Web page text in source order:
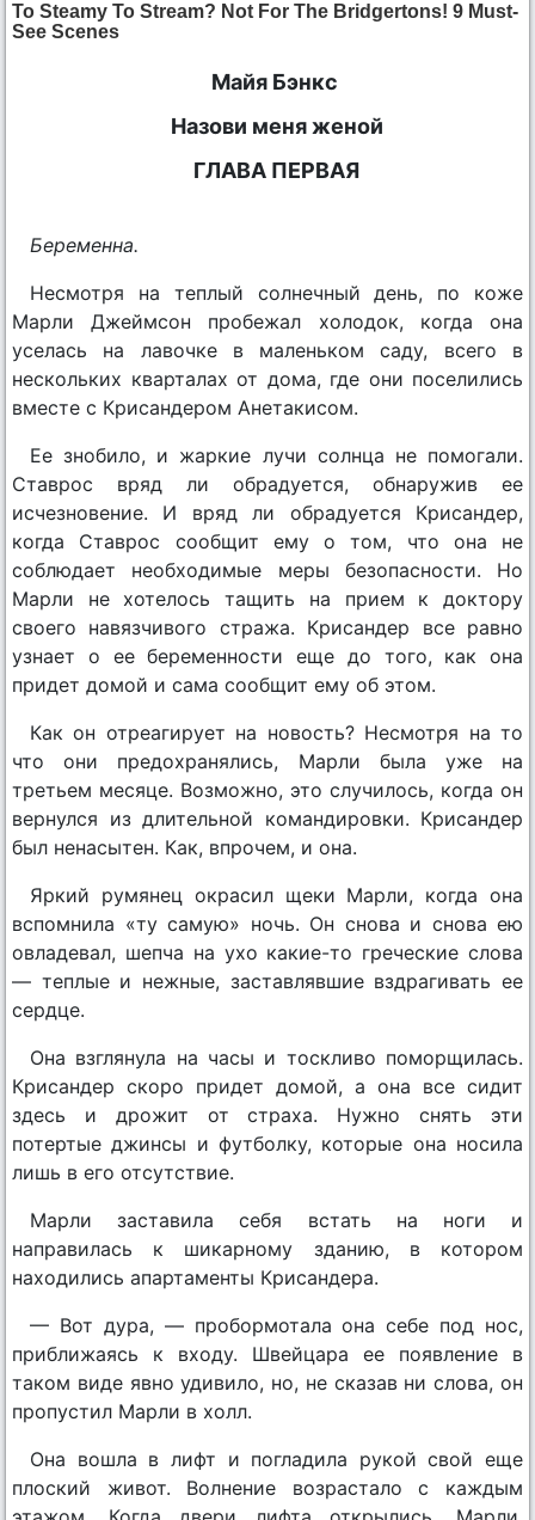
Майя Бэнкс
Назови меня женой
ГЛАВА ПЕРВАЯ
Беременна.
Несмотря на теплый солнечный день, по коже
Марли Джеймсон пробежал холодок, когда она
уселась на лавочке в маленьком саду, всего в
нескольких кварталах от дома, где они поселились
вместе с Крисандером Анетакисом.
Ее знобило, и жаркие лучи солнца не помогали.
Ставрос вряд ли обрадуется, обнаружив ее
исчезновение. И вряд ли обрадуется Крисандер,
когда Ставрос сообщит ему о том, что она не
соблюдает необходимые меры безопасности. Но
Марли не хотелось тащить на прием к доктору
своего навязчивого стража. Крисандер все равно
узнает о ее беременности еще до того, как она
придет домой и сама сообщит ему об этом.
Как он отреагирует на новость? Несмотря на то
что они предохранялись, Марли была уже на
третьем месяце. Возможно, это случилось, когда он
вернулся из длительной командировки. Крисандер
был ненасытен. Как, впрочем, и она.
Яркий румянец окрасил щеки Марли, когда она
вспомнила «ту самую» ночь. Он снова и снова ею
овладевал, шепча на ухо какие-то греческие слова
— теплые и нежные, заставлявшие вздрагивать ее
сердце.
Она взглянула на часы и тоскливо поморщилась.
Крисандер скоро придет домой, а она все сидит
здесь и дрожит от страха. Нужно снять эти
потертые джинсы и футболку, которые она носила
лишь в его отсутствие.
Марли заставила себя встать на ноги и
направилась к шикарному зданию, в котором
находились апартаменты Крисандера.
— Вот дура, — пробормотала она себе под нос,
приближаясь к входу. Швейцара ее появление в
таком виде явно удивило, но, не сказав ни слова, он
пропустил Марли в холл.
Она вошла в лифт и погладила рукой свой еще
плоский живот. Волнение возрастало с каждым